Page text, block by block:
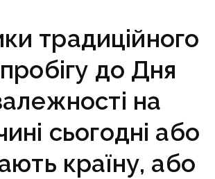
традиційного
до Дня
на
сьогодні або
країну, або